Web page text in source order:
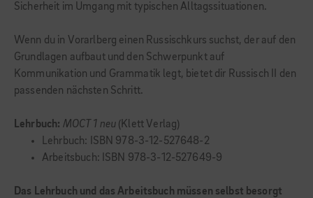
Sicherheit im Umgang mit typischen Alltagssituationen.
Wenn du in Vorarlberg einen Russischkurs suchst, der auf den
Grundlagen aufbaut und den Schwerpunkt auf
Kommunikation und Grammatik legt, bietet dir Russisch II den
passenden nächsten Schritt.
Lehrbuch: MOCT 1 neu (Klett Verlag)
Lehrbuch: ISBN 978-3-12-527648-2
Arbeitsbuch: ISBN 978-3-12-527649-9
Das Lehrbuch und das Arbeitsbuch müssen selbst besorgt